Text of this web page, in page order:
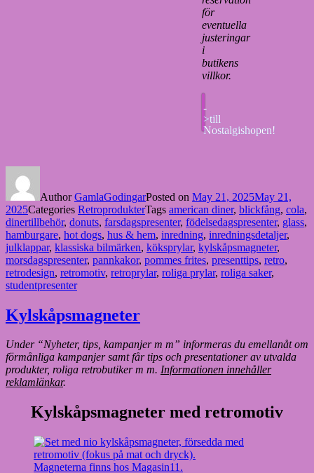
för
eventuella
justeringar
i
butikens
villkor.
-
>till
Nostalgishopen!
AuthorGamlaGodingarPosted on May 21, 2025May 21,
2025Categories RetroprodukterTags american diner, blickfång, cola,
dinertillbehör, donuts, farsdagspresenter, födelsedagspresenter, glass,
hamburgare, hot dogs, hus & hem, inredning, inredningsdetaljer,
julklappar, klassiska bilmärken, köksprylar, kylskåpsmagneter,
morsdagspresenter, pannkakor, pommes frites, presenttips, retro,
retrodesign, retromotiv, retroprylar, roliga prylar, roliga saker,
studentpresenter
Kylskåpsmagneter
Under “Nyheter, tips, kampanjer m m” informeras du emellanåt om
förmånliga kampanjer samt får tips och presentationer av utvalda
produkter, roliga retrobutiker m m. Informationen innehåller
reklamlänkar.
Kylskåpsmagneter med retromotiv